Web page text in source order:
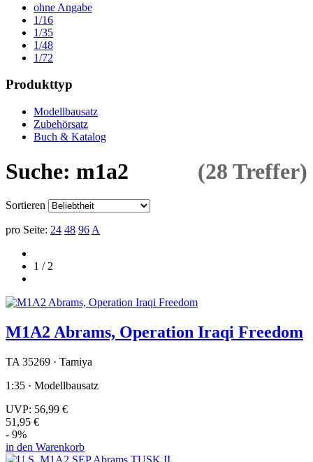
ohne Angabe
1/16
1/35
1/48
1/72
Produkttyp
Modellbausatz
Zubehörsatz
Buch & Katalog
Suche: m1a2 (28 Treffer)
Sortieren
pro Seite: 24 48 96 A
1 / 2
M1A2 Abrams, Operation Iraqi Freedom
TA 35269 · Tamiya
1:35 · Modellbausatz
UVP: 56,99 €
51,95 €
- 9%
in den Warenkorb